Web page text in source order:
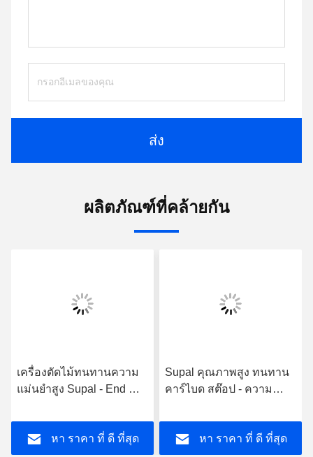
ส่ง
ผลิตภัณฑ์ที่คล้ายกัน
เครื่องตัดไม้ทนทานความ
แม่นยำสูง Supal - End Mill
คาร์ไบด์เกรดสูง
หา ราคา ที่ ดี ที่สุด
Supal คุณภาพสูง ทนทาน
คาร์ไบด สต๊อป - ความ
บดท้ายเครื่องมือบด
หา ราคา ที่ ดี ที่สุด